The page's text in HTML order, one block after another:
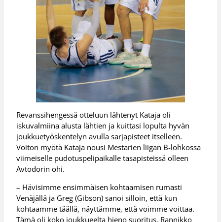
Revanssihengessä otteluun lähtenyt Kataja oli
iskuvalmiina alusta lähtien ja kuittasi lopulta hyvän
joukkuetyöskentelyn avulla sarjapisteet itselleen.
Voiton myötä Kataja nousi Mestarien liigan B-lohkossa
viimeiselle pudotuspelipaikalle tasapisteissä olleen
Avtodorin ohi.
– Hävisimme ensimmäisen kohtaamisen rumasti
Venäjällä ja Greg (Gibson) sanoi silloin, että kun
kohtaamme täällä, näyttämme, että voimme voittaa.
Tämä oli koko joukkueelta hieno suoritus, Rannikko